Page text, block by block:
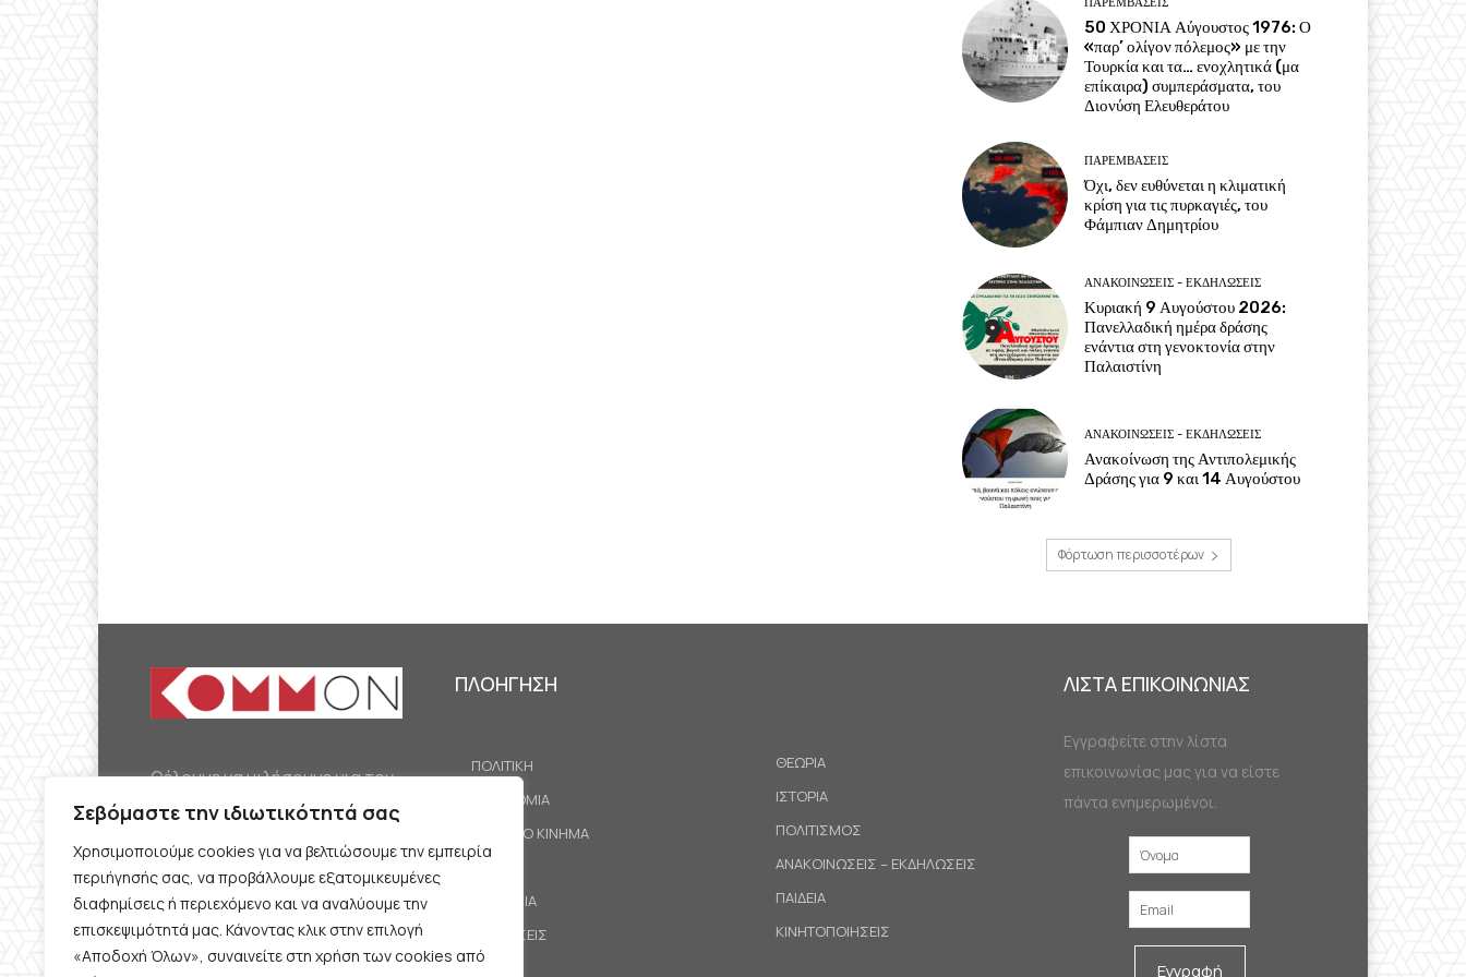
Σεβόμαστε την ιδιωτικότητά σας
Χρησιμοποιούμε cookies για να βελτιώσουμε την εμπειρία
περιήγησής σας, να προβάλλουμε εξατομικευμένες
διαφημίσεις ή περιεχόμενο και να αναλύουμε την
επισκεψιμότητά μας. Κάνοντας κλικ στην επιλογή
«Αποδοχή Όλων», συναινείτε στη χρήση των cookies από
50 ΧΡΟΝΙΑ Αύγουστος 1976: Ο
«παρ’ ολίγον πόλεμος» με την
Τουρκία και τα… ενοχλητικά (μα
επίκαιρα) συμπεράσματα, του
Διονύση Ελευθεράτου
ΠΑΡΕΜΒΑΣΕΙΣ
Όχι, δεν ευθύνεται η κλιματική
κρίση για τις πυρκαγιές, του
Φάμπιαν Δημητρίου
ΑΝΑΚΟΙΝΩΣΕΙΣ - ΕΚΔΗΛΩΣΕΙΣ
Κυριακή 9 Αυγούστου 2026:
Πανελλαδική ημέρα δράσης
ενάντια στη γενοκτονία στην
Παλαιστίνη
ΑΝΑΚΟΙΝΩΣΕΙΣ - ΕΚΔΗΛΩΣΕΙΣ
Ανακοίνωση της Αντιπολεμικής
Δράσης για 9 και 14 Αυγούστου
Φόρτωση περισσοτέρων
Θέλουμε να μιλήσουμε για τον
κομμουνισμό της εποχής μας,
την αναγκαία αλλά όχι
δεδομένη προοπτική.
Θέλουμε να μιλήσουμε
ταυτόχρονα για την
καθημερινή επιβίωση και τον
ΠΛΟΗΓΗΣΗ
ΠΟΛΙΤΙΚΗ
ΟΙΚΟΝΟΜΙΑ
ΕΡΓΑΤΙΚΟ ΚΙΝΗΜΑ
ΚΟΙΝΩΝΙΑ
ΠΡΟΤΑΣΕΙΣ
ΘΕΩΡΙΑ
ΙΣΤΟΡΙΑ
ΠΟΛΙΤΙΣΜΟΣ
ΑΝΑΚΟΙΝΩΣΕΙΣ – ΕΚΔΗΛΩΣΕΙΣ
ΠΑΙΔΕΙΑ
ΚΙΝΗΤΟΠΟΙΗΣΕΙΣ
ΛΙΣΤΑ ΕΠΙΚΟΙΝΩΝΙΑΣ
Εγγραφείτε στην λίστα
επικοινωνίας μας για να είστε
πάντα ενημερωμένοι.
Εγγραφή